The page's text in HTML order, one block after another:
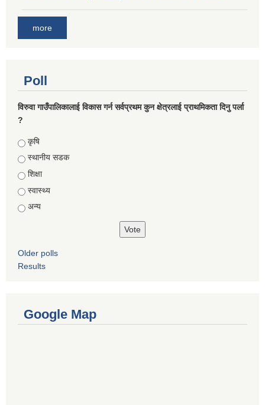
more
Poll
विरुवा गाउँपालिकालाई विकास गर्न सर्वप्रथम कुन क्षेत्रलाई प्राथमिकता दिनु पर्ला
?
Choices
कृषि
स्थानीय सडक
शिक्षा
स्वास्थ्य
अन्य
Older polls
Results
Google Map